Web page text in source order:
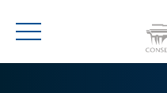
Menu